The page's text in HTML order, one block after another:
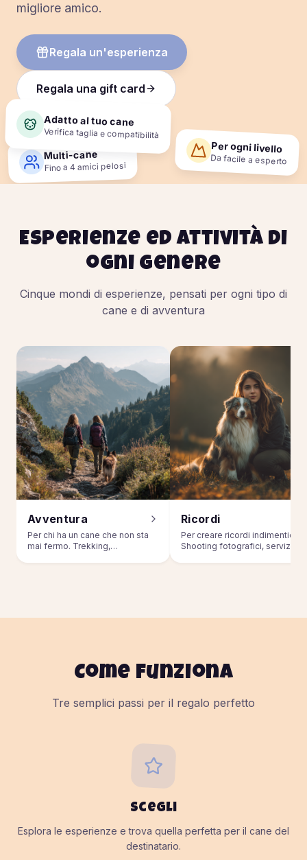
migliore amico.
Regala un'esperienza
Regala una gift card
Per ogni livello
Da facile a esperto
Multi-cane
Fino a 4 amici pelosi
Adatto al tuo cane
Verifica taglia e compatibilità
Esperienze ed attività di
ogni genere
Cinque mondi di esperienze, pensati per ogni tipo di
cane e di avventura
Avventura
Per chi ha un cane che non sta
mai fermo. Trekking,
Ricordi
Per creare ricordi
Shooting fotografici, servizi
Come funziona
Tre semplici passi per il regalo perfetto
Scegli
Esplora le esperienze e trova quella perfetta per il cane del
destinatario.